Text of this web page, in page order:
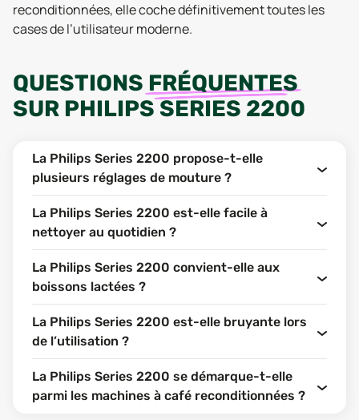
reconditionnées, elle coche définitivement toutes les
cases de l’utilisateur moderne.
QUESTIONS FRÉQUENTES
SUR PHILIPS SERIES 2200
La Philips Series 2200 propose-t-elle
plusieurs réglages de mouture ?
La Philips Series 2200 est-elle facile à
nettoyer au quotidien ?
La Philips Series 2200 convient-elle aux
boissons lactées ?
La Philips Series 2200 est-elle bruyante lors
de l’utilisation ?
La Philips Series 2200 se démarque-t-elle
parmi les machines à café reconditionnées ?